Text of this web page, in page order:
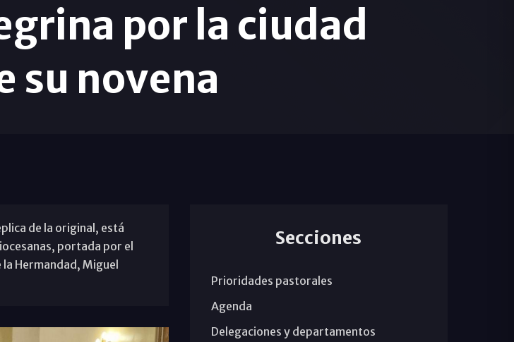
por la ciudad
su novena
de la original, está
portada por el
Hermandad, Miguel
Secciones
Prioridades pastorales
Agenda
Delegaciones y departamentos